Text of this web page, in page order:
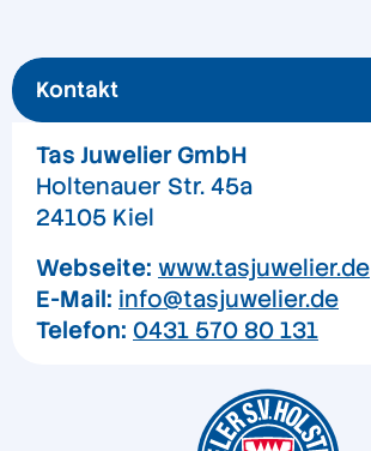
Kontakt
Tas Juwelier GmbH
Holtenauer Str. 45a
24105 Kiel
Webseite: www.tasjuwelier.de
E-Mail: info@tasjuwelier.de
Telefon: 0431 570 80 131